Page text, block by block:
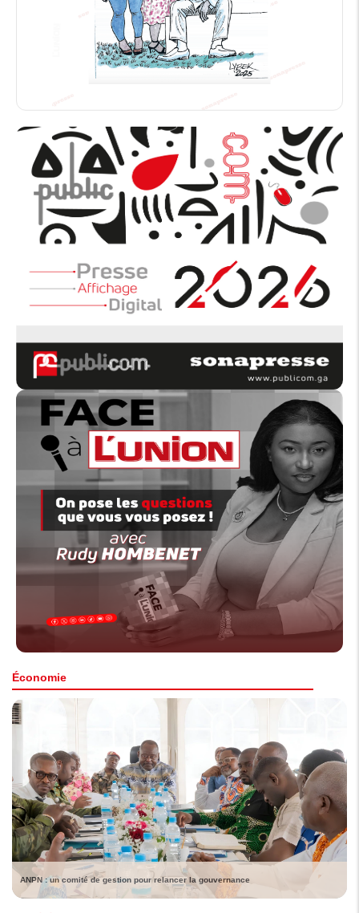
Économie
ANPN : un comité de gestion pour relancer la gouvernance